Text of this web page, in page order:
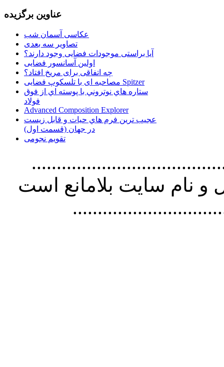
عناوین برگزیده
عکاسی آسمان شب
تصاویر سه بعدی
آیا براستی موجودات فضایی وجود دارند؟
اولین آسانسور فضایی
چه اتفاقی برای مریخ افتاد؟
مصاحبه ای با تلسکوپ فضایی Spitzer
ستاره هاي نوتروني با پوسته اي از فوق
فولاد
Advanced Composition Explorer
عجیب ترین فرم هاي حيات و قابل زيست
در جهان (قسمت اول)
تقویم نجومی
استفاده از
نام سايت بلامانع است